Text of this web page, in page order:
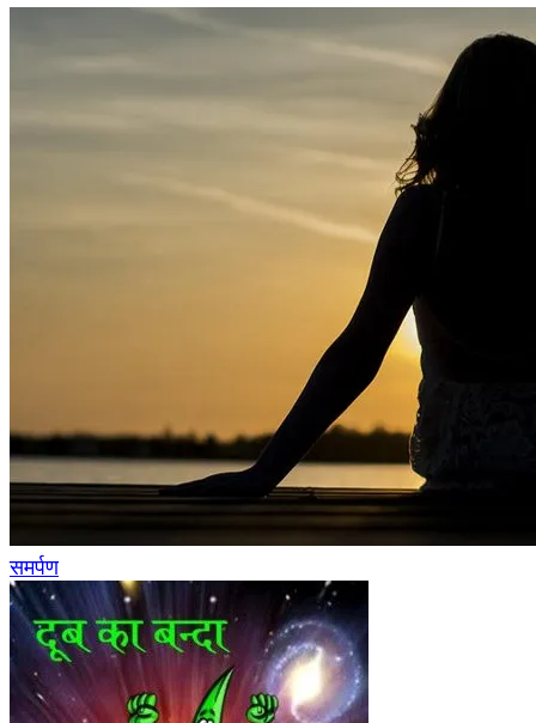
समर्पण